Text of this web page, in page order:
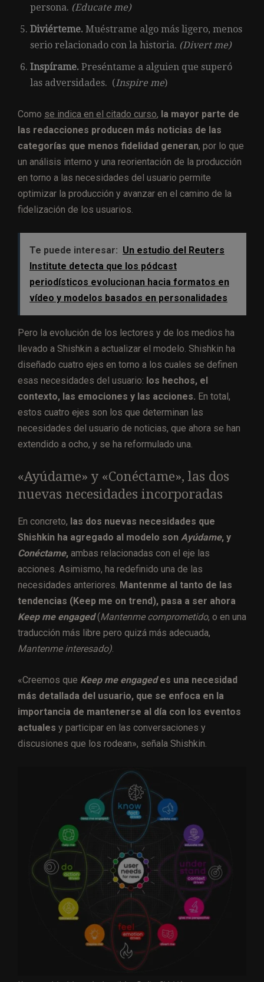
persona. (Educate me)
Diviérteme. Muéstrame algo más ligero, menos
serio relacionado con la historia. (Divert me)
Inspírame. Preséntame a alguien que superó
las adversidades. (Inspire me)
Como se indica en el citado curso, la mayor parte de
las redacciones producen más noticias de las
categorías que menos fidelidad generan, por lo que
un análisis interno y una reorientación de la producción
en torno a las necesidades del usuario permite
optimizar la producción y avanzar en el camino de la
fidelización de los usuarios.
Te puede interesar: Un estudio del Reuters
Institute detecta que los pódcast
periodísticos evolucionan hacia formatos en
vídeo y modelos basados en personalidades
Pero la evolución de los lectores y de los medios ha
llevado a Shishkin a actualizar el modelo. Shishkin ha
diseñado cuatro ejes en torno a los cuales se definen
esas necesidades del usuario: los hechos, el
contexto, las emociones y las acciones. En total,
estos cuatro ejes son los que determinan las
necesidades del usuario de noticias, que ahora se han
extendido a ocho, y se ha reformulado una.
«Ayúdame» y «Conéctame», las dos
nuevas necesidades incorporadas
En concreto, las dos nuevas necesidades que
Shishkin ha agregado al modelo son Ayúdame, y
Conéctame, ambas relacionadas con el eje las
acciones. Asimismo, ha redefinido una de las
necesidades anteriores. Mantenme al tanto de las
tendencias (Keep me on trend), pasa a ser ahora
Keep me engaged(Mantenme comprometido, o en una
traducción más libre pero quizá más adecuada,
Mantenme interesado).
«Creemos que Keep me engagedes una necesidad
más detallada del usuario, que se enfoca en la
importancia de mantenerse al día con los eventos
actuales y participar en las conversaciones y
discusiones que los rodean», señala Shishkin.